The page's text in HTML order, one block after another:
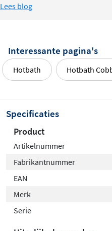
veiligheid, vooral in
Lees blog
Interessante pagina's
Hotbath Hotbath
Specificaties
Product
Artikelnummer
Fabrikantnummer
EAN
Merk
Serie